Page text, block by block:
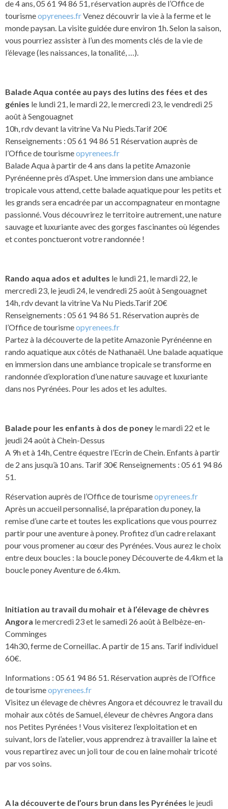
de 4 ans, 05 61 94 86 51, réservation auprès de l’Office de
tourismeopyrenees.frVenez découvrir la vie à la ferme et le
monde paysan. La visite guidée dure environ 1h. Selon la saison,
vous pourriez assister à l’un des moments clés de la vie de
l’élevage (les naissances, la tonalité, …).
Balade Aqua contée au pays des lutins des fées et des
génies le lundi 21, le mardi 22, le mercredi 23, le vendredi 25
août à Sengouagnet
10h, rdv devant la vitrine Va Nu Pieds.Tarif 20€
Renseignements : 05 61 94 86 51 Réservation auprès de
l’Office de tourismeopyrenees.fr
Balade Aqua à partir de 4 ans dans la petite Amazonie
Pyrénéenne près d’Aspet. Une immersion dans une ambiance
tropicale vous attend, cette balade aquatique pour les petits et
les grands sera encadrée par un accompagnateur en montagne
passionné. Vous découvrirez le territoire autrement, une nature
sauvage et luxuriante avec des gorges fascinantes où légendes
et contes ponctueront votre randonnée !
Rando aqua ados et adultes le lundi 21, le mardi 22, le
mercredi 23, le jeudi 24, le vendredi 25 août à Sengouagnet
14h, rdv devant la vitrine Va Nu Pieds.Tarif 20€
Renseignements : 05 61 94 86 51. Réservation auprès de
l’Office de tourismeopyrenees.fr
Partez à la découverte de la petite Amazonie Pyrénéenne en
rando aquatique aux côtés de Nathanaël. Une balade aquatique
en immersion dans une ambiance tropicale se transforme en
randonnée d’exploration d’une nature sauvage et luxuriante
dans nos Pyrénées. Pour les ados et les adultes.
Balade pour les enfants à dos de poney le mardi 22 et le
jeudi 24 août à Chein-Dessus
A 9h et à 14h, Centre équestre l’Ecrin de Chein. Enfants à partir
de 2 ans jusqu’à 10 ans. Tarif 30€ Renseignements : 05 61 94 86
51.
Réservation auprès de l’Office de tourismeopyrenees.fr
Après un accueil personnalisé, la préparation du poney, la
remise d’une carte et toutes les explications que vous pourrez
partir pour une aventure à poney. Profitez d’un cadre relaxant
pour vous promener au cœur des Pyrénées. Vous aurez le choix
entre deux boucles : la boucle poney Découverte de 4.4km et la
boucle poney Aventure de 6.4km.
Initiation au travail du mohair et à l’élevage de chèvres
Angora le mercredi 23 et le samedi 26 août à Belbèze-en-
Comminges
14h30, ferme de Corneillac. A partir de 15 ans. Tarif individuel
60€.
Informations : 05 61 94 86 51. Réservation auprès de l’Office
de tourismeopyrenees.fr
Visitez un élevage de chèvres Angora et découvrez le travail du
mohair aux côtés de Samuel, éleveur de chèvres Angora dans
nos Petites Pyrénées ! Vous visiterez l’exploitation et en
suivant, lors de l’atelier, vous apprendrez à travailler la laine et
vous repartirez avec un joli tour de cou en laine mohair tricoté
par vos soins.
A la découverte de l’ours brun dans les Pyrénées le jeudi